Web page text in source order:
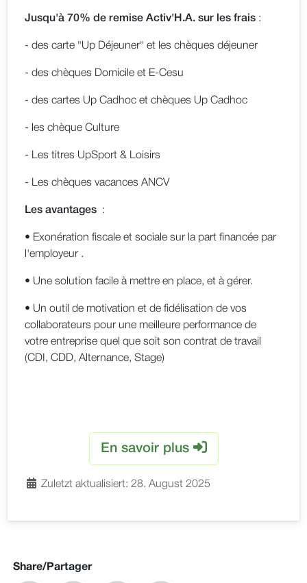
Jusqu'à 70% de remise Activ'H.A. sur les frais :
- des carte "Up Déjeuner" et les chèques déjeuner
- des chèques Domicile et E-Cesu
- des cartes Up Cadhoc et chèques Up Cadhoc
- les chèque Culture
- Les titres UpSport & Loisirs
- Les chèques vacances ANCV
Les avantages :
• Exonération fiscale et sociale sur la part financée par
l'employeur .
• Une solution facile à mettre en place, et à gérer.
• Un outil de motivation et de fidélisation de vos
collaborateurs pour une meilleure performance de
votre entreprise quel que soit son contrat de travail
(CDI, CDD, Alternance, Stage)
En savoir plus
Zuletzt aktualisiert: 28. August 2025
Share/Partager